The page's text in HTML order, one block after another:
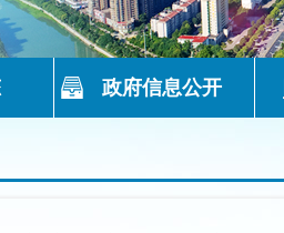
政府信息公开